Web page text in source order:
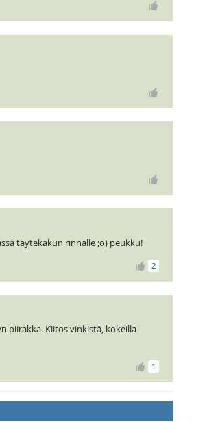
täytekakun rinnalle ;o) peukku!
2
piirakka. Kiitos vinkistä, kokeilla
1